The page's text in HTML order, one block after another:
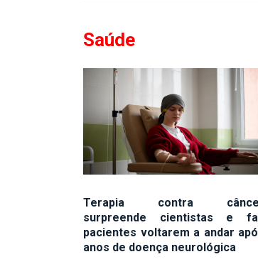
Saúde
Terapia contra
surpreende cientistas e
pacientes voltarem a andar
anos de doença neurológica